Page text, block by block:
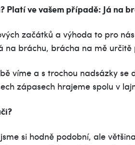
Platí ve vašem případě: Já na
začátků a výhoda to pro
na bráchu, brácha na mě určitě
víme a s trochou nadsázky
zápasech hrajeme spolu v
si hodně podobní, ale